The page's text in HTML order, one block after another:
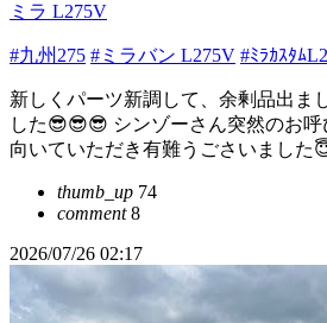
ミラ L275V
#九州275 #ミラバン L275V #ﾐﾗｶｽﾀﾑ
新しくパーツ新調して、余剰品出ま
した😎😎😎 シンゾーさん突然のお
向いていただき有難うごさいました
thumb_up 74
comment8
2026/07/26 02:17